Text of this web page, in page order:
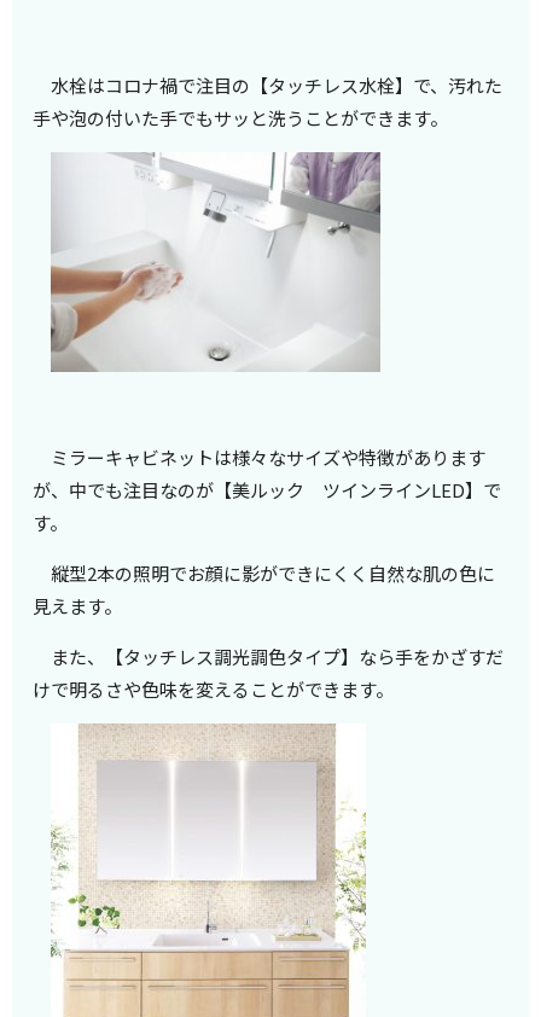
水栓はコロナ禍で注目の【タッチレス水栓】で、汚れた
手や泡の付いた手でもサッと洗うことができます。
ミラーキャビネットは様々なサイズや特徴があります
が、中でも注目なのが【美ルック ツインラインLED】で
す。
縦型2本の照明でお顔に影ができにくく自然な肌の色に
見えます。
また、【タッチレス調光調色タイプ】なら手をかざすだ
けで明るさや色味を変えることができます。